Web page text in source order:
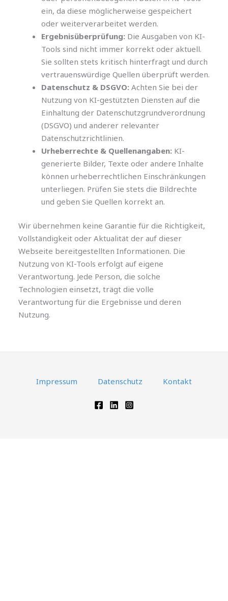
ein, da diese möglicherweise gespeichert
oder weiterverarbeitet werden.
Ergebnisüberprüfung: Die Ausgaben von KI-
Tools sind nicht immer korrekt oder aktuell.
Sie sollten stets kritisch hinterfragt und durch
vertrauenswürdige Quellen überprüft werden.
Datenschutz & DSGVO: Achten Sie bei der
Nutzung von KI-gestützten Diensten auf die
Einhaltung der Datenschutzgrundverordnung
(DSGVO) und anderer relevanter
Datenschutzrichtlinien.
Urheberrechte & Quellenangaben: KI-
generierte Bilder, Texte oder andere Inhalte
können urheberrechtlichen Einschränkungen
unterliegen. Prüfen Sie stets die Bildrechte
und geben Sie Quellen korrekt an.
Wir übernehmen keine Garantie für die Richtigkeit,
Vollständigkeit oder Aktualität der auf dieser
Webseite bereitgestellten Informationen. Die
Nutzung von KI-Tools erfolgt auf eigene
Verantwortung. Jede Person, die solche
Technologien einsetzt, trägt die volle
Verantwortung für die Ergebnisse und deren
Nutzung.
Impressum Datenschutz Kontakt